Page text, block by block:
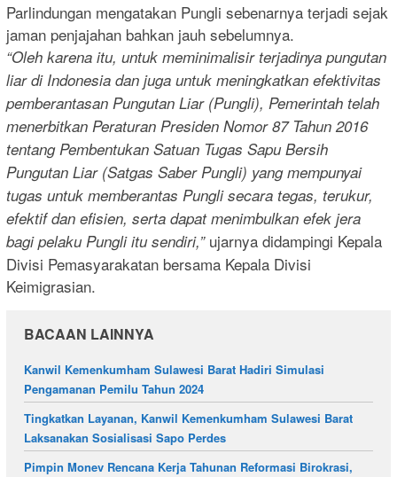
Parlindungan mengatakan Pungli sebenarnya terjadi sejak
jaman penjajahan bahkan jauh sebelumnya.
“Oleh karena itu, untuk meminimalisir terjadinya pungutan
liar di Indonesia dan juga untuk meningkatkan efektivitas
pemberantasan Pungutan Liar (Pungli), Pemerintah telah
menerbitkan Peraturan Presiden Nomor 87 Tahun 2016
tentang Pembentukan Satuan Tugas Sapu Bersih
Pungutan Liar (Satgas Saber Pungli) yang mempunyai
tugas untuk memberantas Pungli secara tegas, terukur,
efektif dan efisien, serta dapat menimbulkan efek jera
bagi pelaku Pungli itu sendiri,”ujarnya didampingi Kepala
Divisi Pemasyarakatan bersama Kepala Divisi
Keimigrasian.
BACAAN LAINNYA
Kanwil Kemenkumham Sulawesi Barat Hadiri Simulasi
Pengamanan Pemilu Tahun 2024
Tingkatkan Layanan, Kanwil Kemenkumham Sulawesi Barat
Laksanakan Sosialisasi Sapo Perdes
Pimpin Monev Rencana Kerja Tahunan Reformasi Birokrasi,